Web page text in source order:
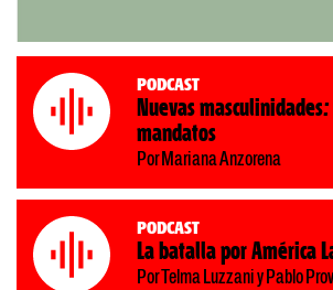
Podcast
Nuevas
mandatos
Por Mariana Anzorena
Podcast
La batalla por América
Por Telma Luzzani y Pablo